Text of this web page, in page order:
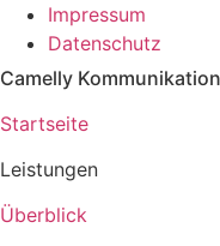
Impressum
Datenschutz
Camelly
Startseite
Leistungen
Überblick